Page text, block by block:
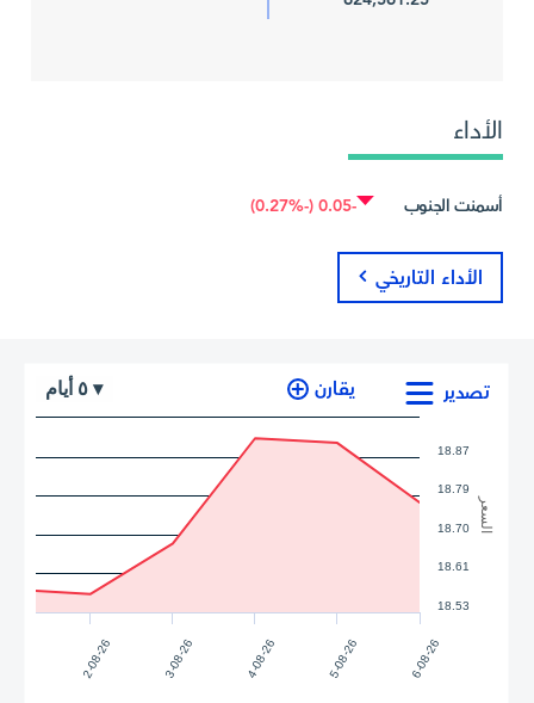
الأداء
أسمنت الجنوب -0.05 (-0.27%)
الأداء التاريخي
يقارن
السعر
تصدير
2-08-26 3-08-26 4-08-26 5-08-26 6-08-26
18.53
18.61
18.70
18.79
18.87
٥ أيام ▾